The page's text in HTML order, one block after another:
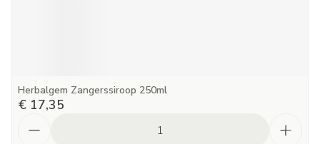
Herbalgem Zangerssiroop 250ml
€ 17,35